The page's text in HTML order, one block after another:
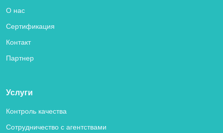
О нас
Сертификация
Контакт
Партнер
Услуги
Контроль качества
Сотрудничество с агентствами